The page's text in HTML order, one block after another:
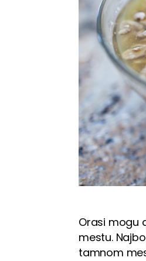
Orasi mogu
mestu.
tamnom